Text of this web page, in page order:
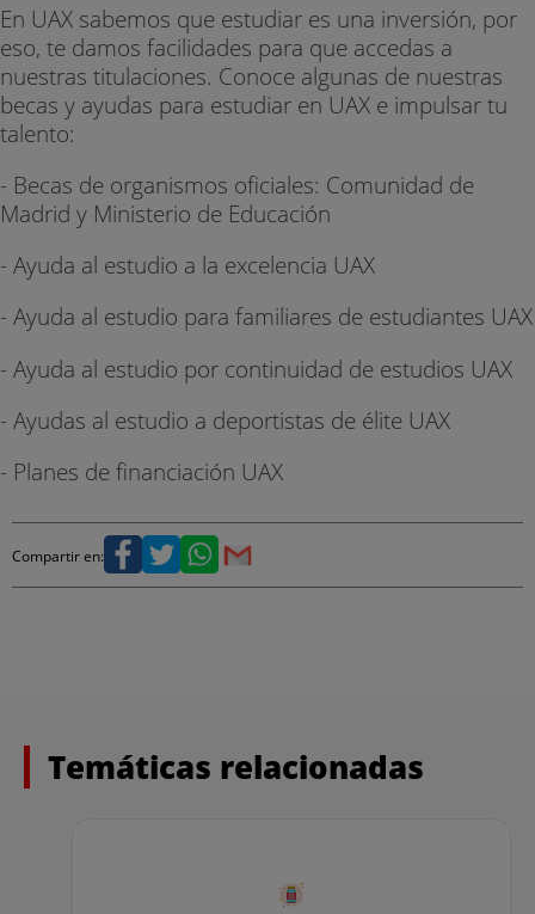
En UAX sabemos que estudiar es una inversión, por
eso, te damos facilidades para que accedas a
nuestras titulaciones. Conoce algunas de nuestras
becas y ayudas para estudiar en UAX e impulsar tu
talento:
- Becas de organismos oficiales: Comunidad de
Madrid y Ministerio de Educación
- Ayuda al estudio a la excelencia UAX
- Ayuda al estudio para familiares de estudiantes UAX
- Ayuda al estudio por continuidad de estudios UAX
- Ayudas al estudio a deportistas de élite UAX
- Planes de financiación UAX
Compartir en:
Temáticas relacionadas